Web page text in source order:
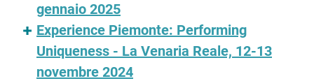
gennaio 2025
Experience Piemonte: Performing
Uniqueness - La Venaria Reale, 12-13
novembre 2024